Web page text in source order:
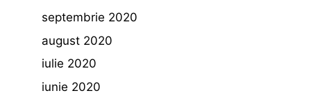
septembrie 2020
august 2020
iulie 2020
iunie 2020